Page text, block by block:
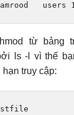
amrood   users
từ bảng
ls -l vì thế
truy cập: